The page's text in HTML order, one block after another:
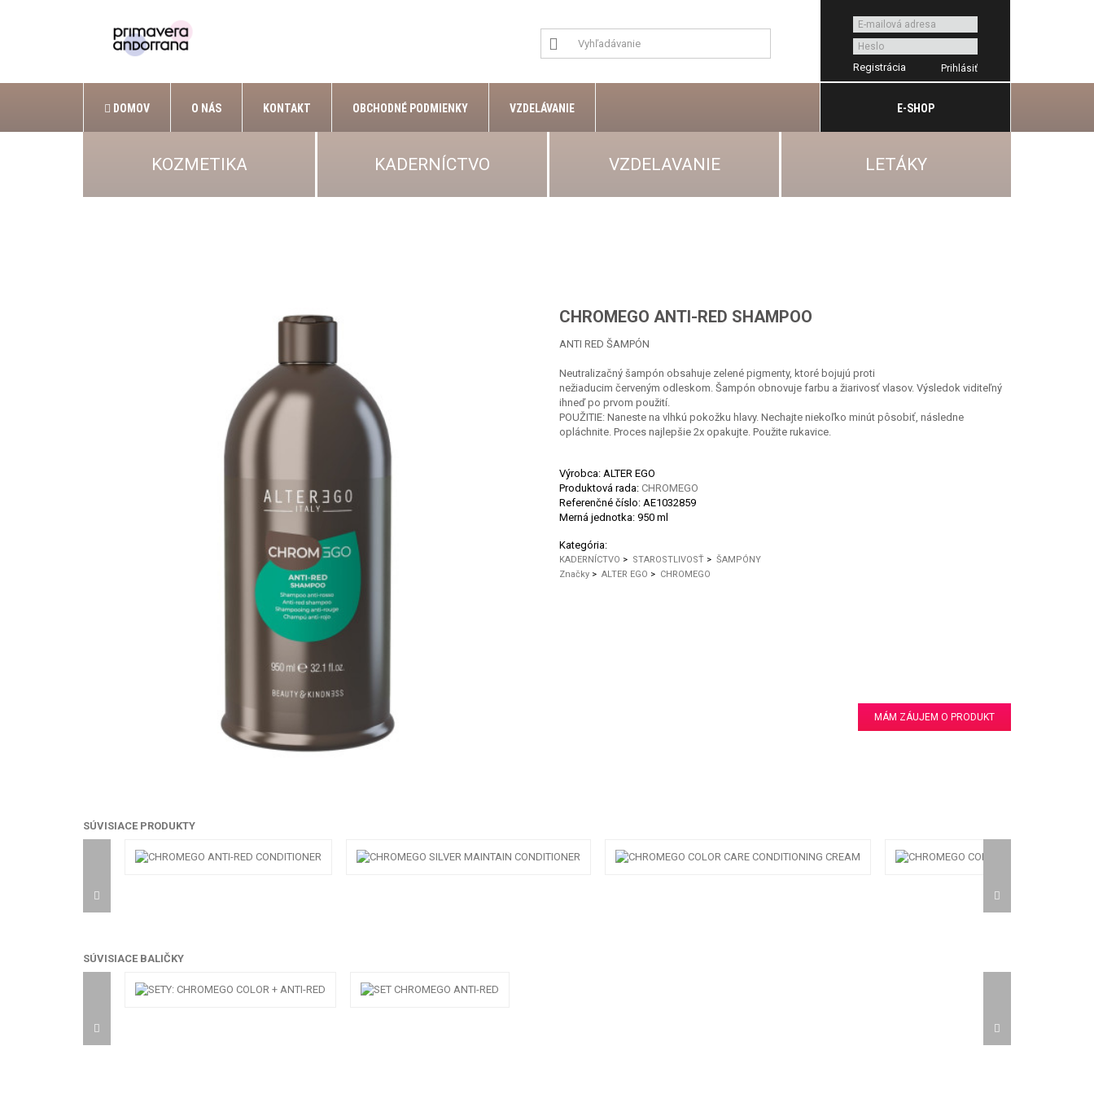
Registrácia
DOMOV O NÁS KONTAKT OBCHODNÉ PODMIENKY VZDELÁVANIE E-SHOP
KOZMETIKA KADERNÍCTVO VZDELAVANIE LETÁKY
CHROMEGO ANTI-RED SHAMPOO
ANTI RED ŠAMPÓN
Neutralizačný šampón obsahuje zelené pigmenty, ktoré bojujú proti
nežiaducim červeným odleskom. Šampón obnovuje farbu a žiarivosť vlasov. Výsledok viditeľný
ihneď po prvom použití.
POUŽITIE: Naneste na vlhkú pokožku hlavy. Nechajte niekoľko minút pôsobiť, následne
opláchnite. Proces najlepšie 2x opakujte. Použite rukavice.
Výrobca: ALTER EGO
Produktová rada: CHROMEGO
Referenčné číslo: AE1032859
Merná jednotka: 950 ml
Kategória:
KADERNÍCTVO > STAROSTLIVOSŤ > ŠAMPÓNY
Značky > ALTER EGO > CHROMEGO
MÁM ZÁUJEM O PRODUKT
SÚVISIACE PRODUKTY
SÚVISIACE BALIČKY